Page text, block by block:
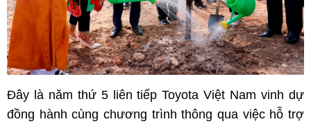
Đây là năm thứ 5 liên tiếp Toyota Việt Nam vinh dự
đồng hành cùng chương trình thông qua việc hỗ trợ